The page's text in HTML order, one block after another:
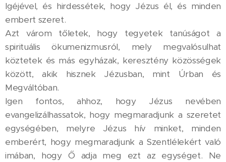
Igéjével, és hirdessétek, hogy Jézus él, és minden
embert szeret.
Azt várom tőletek, hogy tegyetek tanúságot a
spirituális ökumenizmusról, mely megvalósulhat
köztetek és más egyházak, keresztény közösségek
között, akik hisznek Jézusban, mint Úrban és
Megváltóban.
Igen fontos, ahhoz, hogy Jézus nevében
evangelizálhassatok, hogy megmaradjunk a szeretet
egységében, melyre Jézus hív minket, minden
emberért, hogy megmaradjunk a Szentlélekért való
imában, hogy Ő adja meg ezt az egységet. Ne